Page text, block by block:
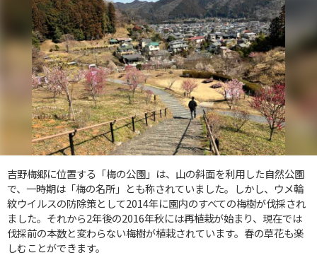
吉野梅郷に位置する「梅の公園」は、山の斜面を利用した自然公園
で、一時期は「梅の名所」とも称されていました。しかし、ウメ輪
紋ウイルスの防除策として2014年に園内のすべての梅樹が伐採され
ました。それから2年後の2016年秋には再植栽が始まり、現在では
伐採前の本数と変わらない梅樹が植栽されています。春の草花も楽
しむことができます。